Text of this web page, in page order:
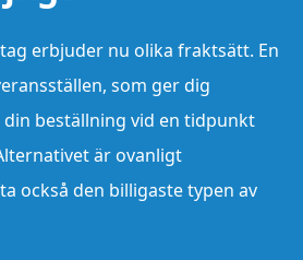
erbjuder nu olika fraktsätt. En
som ger dig
beställning vid en tidpunkt
är ovanligt
också den billigaste typen av